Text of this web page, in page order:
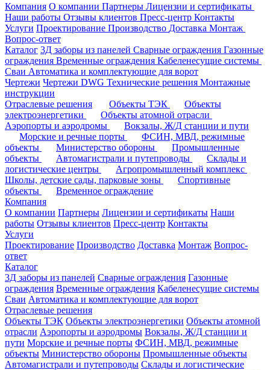
Компания О компании Партнеры Лицензии и сертификаты
Наши работы Отзывы клиентов Пресс-центр Контакты
Услуги Проектирование Производство Доставка Монтаж
Вопрос-ответ
Каталог 3Д заборы из панелей Сварные ограждения Газонные
ограждения Временные ограждения Кабеленесущие системы
Cваи Автоматика и комплектующие для ворот
Чертежи Чертежи DWG Технические решения Монтажные
инструкции
Отраслевые решения
Объекты ТЭК
Объекты
электроэнергетики
Объекты атомной отрасли
Аэропорты и аэродромы
Вокзалы, Ж/Д станции и пути
Морские и речные порты
ФСИН, МВД, режимные
объекты
Министерство обороны
Промышленные
объекты
Автомагистрали и путепроводы
Склады и
логистические центры
Агропромышленный комплекс
Школы, детские сады, парковые зоны
Спортивные
объекты
Временное ограждение
Компания
О компании Партнеры Лицензии и сертификаты Наши
работы Отзывы клиентов Пресс-центр Контакты
Услуги
Проектирование Производство Доставка Монтаж Вопрос-
ответ
Каталог
3Д заборы из панелей Сварные ограждения Газонные
ограждения Временные ограждения Кабеленесущие системы
Cваи Автоматика и комплектующие для ворот
Отраслевые решения
Объекты ТЭК Объекты электроэнергетики Объекты атомной
отрасли Аэропорты и аэродромы Вокзалы, Ж/Д станции и
пути Морские и речные порты ФСИН, МВД, режимные
объекты Министерство обороны Промышленные объекты
Автомагистрали и путепроводы Склады и логистические